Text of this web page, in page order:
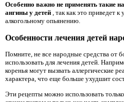
Особенно важно не применять такие
ангины у детей , так как это приведет
алкогольному опьянению.
Особенности лечения детей
Помните, не все народные средства от
использовать для лечения детей.
коренья могут вызвать аллергические
характера, что еще больше ухудшит
Эти рецепты можно использовать